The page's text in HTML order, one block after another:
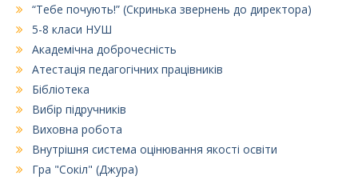
“Тебе почують!” (Скринька звернень до директора)
5-8 класи НУШ
Академічна доброчесність
Атестація педагогічних працівників
Бібліотека
Вибір підручників
Виховна робота
Внутрішня система оцінювання якості освіти
Гра "Сокіл" (Джура)